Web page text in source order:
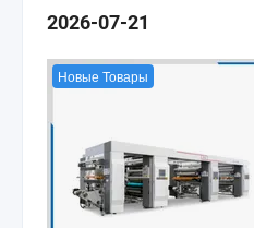
2026-07-21
Новые Товары